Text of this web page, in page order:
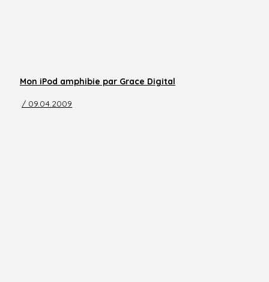
Mon iPod amphibie par Grace Digital
/ 09.04.2009